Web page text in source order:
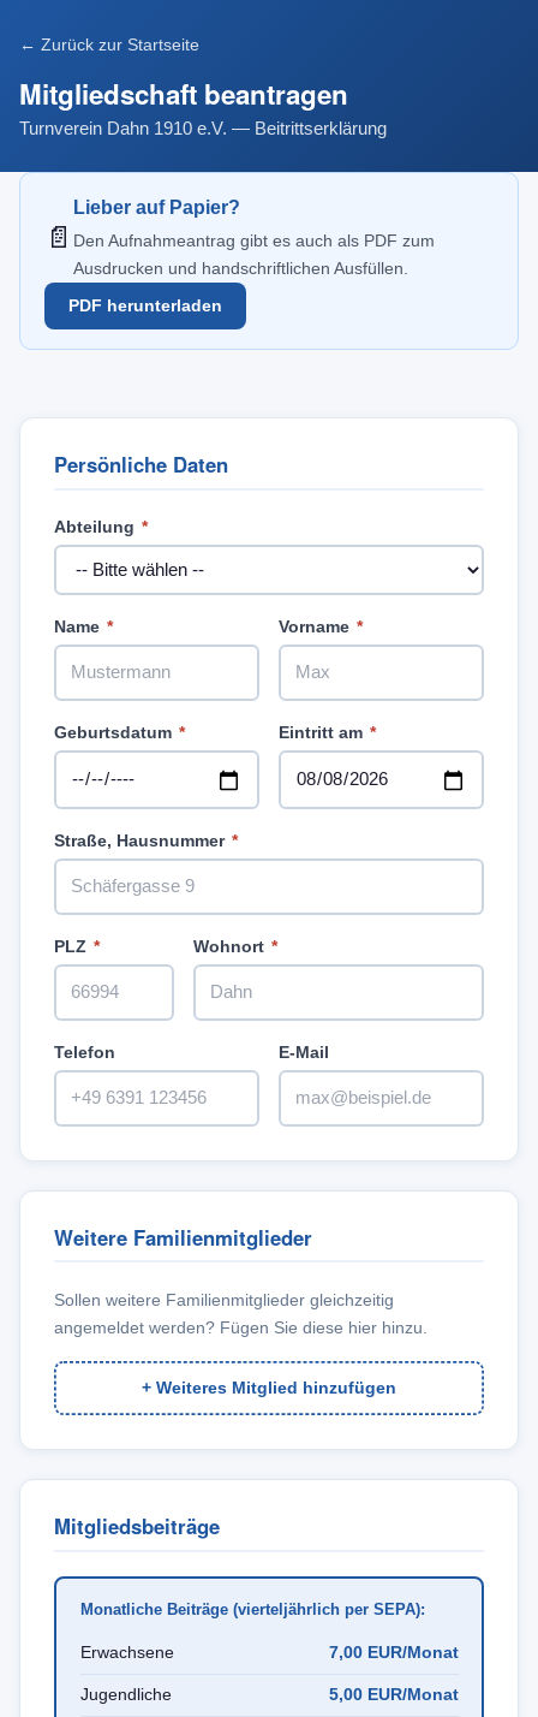
← Zurück zur Startseite
Mitgliedschaft beantragen
Turnverein Dahn 1910 e.V. — Beitrittserklärung
📄
Lieber auf Papier?
Den Aufnahmeantrag gibt es auch als PDF zum
Ausdrucken und handschriftlichen Ausfüllen.
PDF herunterladen
Persönliche Daten
Abteilung *
Name * Vorname *
Geburtsdatum * Eintritt am *
Straße, Hausnummer *
PLZ * Wohnort *
Telefon E-Mail
Weitere Familienmitglieder
Sollen weitere Familienmitglieder gleichzeitig
angemeldet werden? Fügen Sie diese hier hinzu.
+ Weiteres Mitglied hinzufügen
Mitgliedsbeiträge
Monatliche Beiträge (vierteljährlich per SEPA):
Erwachsene 7,00 EUR/Monat
Jugendliche 5,00 EUR/Monat